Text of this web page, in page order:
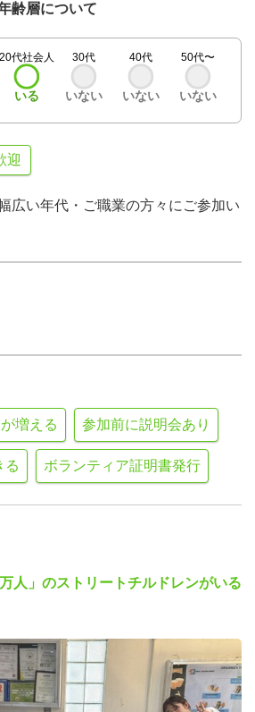
齢層について
20代社会人
いる
30代
いない
40代
いない
50代〜
いない
迎
広い年代・ご職業の方々にご参加い
増える 参加前に説明会あり
る ボランティア証明書発行
人」のストリートチルドレンがいる